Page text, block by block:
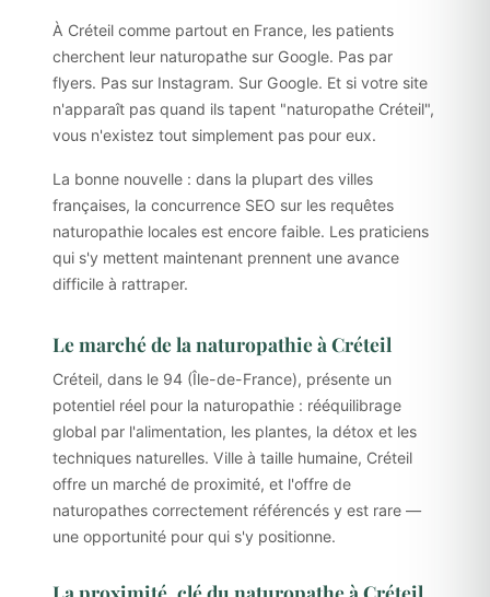
À Créteil comme partout en France, les patients
cherchent leur naturopathe sur Google. Pas par
flyers. Pas sur Instagram. Sur Google. Et si votre site
n'apparaît pas quand ils tapent "naturopathe Créteil",
vous n'existez tout simplement pas pour eux.
La bonne nouvelle : dans la plupart des villes
françaises, la concurrence SEO sur les requêtes
naturopathie locales est encore faible. Les praticiens
qui s'y mettent maintenant prennent une avance
difficile à rattraper.
Le marché de la naturopathie à Créteil
Créteil, dans le 94 (Île-de-France), présente un
potentiel réel pour la naturopathie : rééquilibrage
global par l'alimentation, les plantes, la détox et les
techniques naturelles. Ville à taille humaine, Créteil
offre un marché de proximité, et l'offre de
naturopathes correctement référencés y est rare —
une opportunité pour qui s'y positionne.